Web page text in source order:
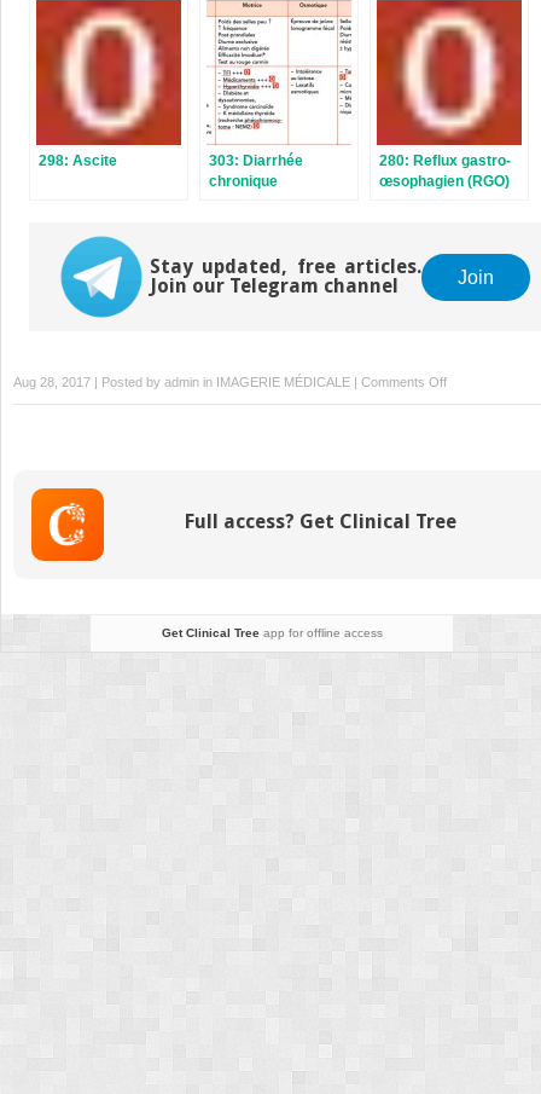
diagnostique)
298: Ascite
303: Diarrhée
chronique
280: Reflux gastro-
œsophagien (RGO)
hiatale
Stay updated, free articles.
Join our Telegram channel
Join
Aug 28, 2017 | Posted by admin in IMAGERIE MÉDICALE Comments Offon
155:
Full access? Get Clinical Tree
Get Clinical Treeapp for offline access